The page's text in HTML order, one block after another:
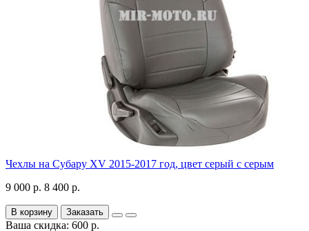
Чехлы на Субару XV 2015-2017 год, цвет серый с серым
9 000 р. 8 400 р.
В корзину Заказать
Ваша скидка: 600 р.